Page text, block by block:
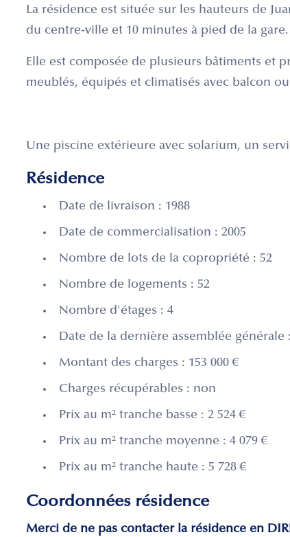
La résidence est située sur les hauteurs de
du centre-ville et 10 minutes à pied de la gare.
Elle est composée de plusieurs bâtiments et
meublés, équipés et climatisés avec balcon
Une piscine extérieure avec solarium, un
Résidence
Date de livraison : 1988
Date de commercialisation : 2005
Nombre de lots de la copropriété : 52
Nombre de logements : 52
Nombre d'étages : 4
Date de la dernière assemblée générale :
Montant des charges : 153 000 €
Charges récupérables : non
Prix au m² tranche basse : 2 524 €
Prix au m² tranche moyenne : 4 079 €
Prix au m² tranche haute : 5 728 €
Coordonnées résidence
Merci de ne pas contacter la résidence en